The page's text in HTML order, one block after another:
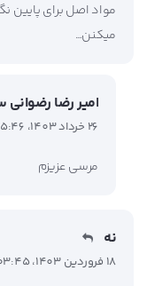
مواد اصل برای پایین
میکنن…
امیر رضا رضوانی
26 خرداد 1403، 15:46
مرسی عزیزم
نه
18 فروردین 1403، 03:45